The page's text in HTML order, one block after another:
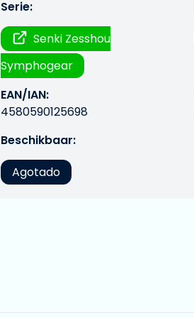
Serie:
Senki Zesshou
Symphogear
EAN/IAN:
4580590125698
Beschikbaar:
Agotado